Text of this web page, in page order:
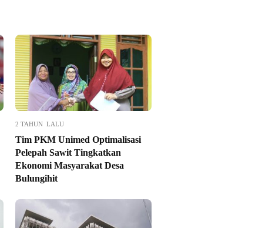
2 TAHUN LALU
Tim PKM Unimed Optimalisasi
Pelepah Sawit Tingkatkan
Ekonomi Masyarakat Desa
Bulungihit